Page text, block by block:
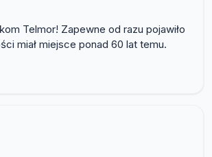
Telmor! Zapewne od razu pojawiło
miał miejsce ponad 60 lat temu.